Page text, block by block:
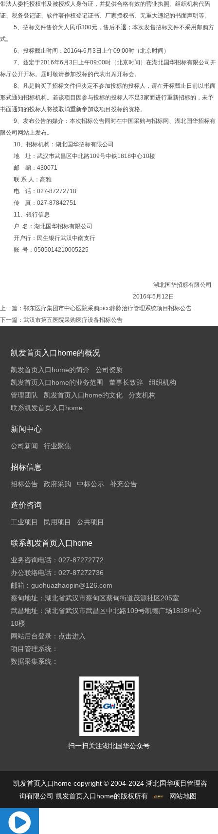
带法人委托授权书及被授权人身份证，并提供合格有效的营业执照、组织机构代码
证、税务登记证、软件著作权登记证书、厂家授权书、无重大违纪的书面声明等。
5、招标文件售价为人民币300元，售后不退；本次发售招标文件不采用邮购方
式。
6、投标截止时间：2016年6月3日上午09:00时（北京时间）
7、兹定于2016年6月3日上午09:00时（北京时间）在湖北国华招标有限公司开
标厅公开开标。届时敬请参加投标的代表出席开标会。
8、凡是购买了招标文件但决定不参加投标的投标人，请在开标截止日前以书面
形式通知招标机构。若该项目因参与投标的投标人不足3家而进行重新招标的，未予
书面通知的投标人将被取消重新参加该项目投标的资格。
9、发布公告的媒介：本次招标公告同时在中国采购与招标网、湖北国华招标有
限公司网站上发布。
10、招标机构：湖北国华招标有限公司
地 址：武汉市武昌区中北路109号中铁1818中心10楼
邮 编：430071
联 系 人：高雅
电 话：027-87272718
传 真：027-87842751
11、银行信息
户 名：湖北国华招标有限公司
开户行：民生银行武汉中南支行
账 号：0505014210005225
湖北国华招标有限公司
2016年5月12日
上一篇： 鄂东医疗集团市中心医院采购picc静脉治疗管理系统项目招标公告
下一篇： 武汉市第五医院采购医疗设备招标公告
凯发首页入口home的概况
凯发首页入口home的简介
公司资质
凯发首页入口home的业务范围
董事长致辞
组织机构
管理团队
凯发首页入口home的文化
分支机构
联系凯发首页入口home
新闻中心
公司新闻 行业聚焦
招标信息
招标公告 政府采购 中标公示 补充公告
造价咨询
工业项目 民用项目 公共项目
联系凯发首页入口home
业务咨询电话：027-87272772
办公联络电话：027-87272736
邮箱：guohuazhaopin@126.com
蔡甸地址：湖北省武汉市蔡甸区蔡甸街道茂源社区205室
武昌地址：湖北省武汉市武昌区中北路109号凯德广场1818中心
10楼
网站后台登录： 点击进入
项目管理系统：
数据采集系统：
扫一扫关注湖北国华公众号
凯发首页入口home copyright © 2004-2024 湖北国华项目管理咨
询有限公司 凯发首页入口home的版权所有
网站地图